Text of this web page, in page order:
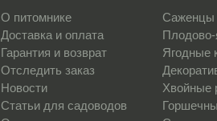
О питомнике
Доставка и оплата
Гарантия и возврат
Отследить заказ
Новости
Статьи для садоводов
Саженцы
Плодово-
Ягодные
Хвойные